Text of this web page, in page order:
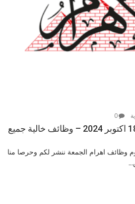
0
وظائف اهرام الجمعة 18 اكتوبر 2024 – وظائف خالية جميع
وظائف اهرام الجمعة ننشر لكم وحرصا منا